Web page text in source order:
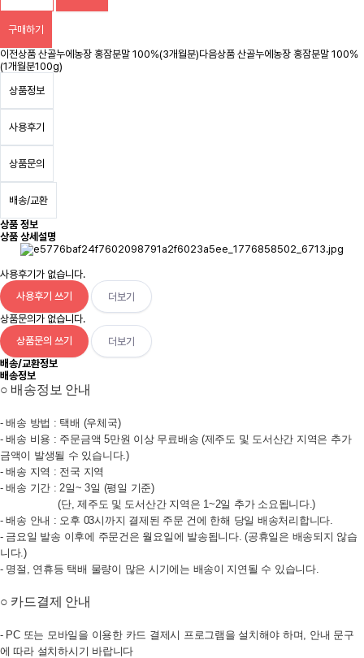
구매하기
이전상품 산골누에농장 홍잠분말 100%(3개월분)다음상품 산골누에농장 홍잠분말 100%
(1개월분100g)
상품정보
사용후기
상품문의
배송/교환
상품 정보
상품 상세설명
사용후기가 없습니다.
사용후기 쓰기
더보기
상품문의가 없습니다.
상품문의 쓰기
더보기
배송/교환정보
배송정보
○ 배송정보 안내
- 배송 방법 : 택배 (우체국)
- 배송 비용 : 주문금액 5만원 이상 무료배송 (제주도 및 도서산간 지역은 추가
금액이 발생될 수 있습니다.)
- 배송 지역 : 전국 지역
- 배송 기간 : 2일~ 3일 (평일 기준)
(단, 제주도 및 도서산간 지역은 1~2일 추가 소요됩니다.)
- 배송 안내 : 오후 03시까지 결제된 주문 건에 한해 당일 배송처리합니다.
- 금요일 발송 이후에 주문건은 월요일에 발송됩니다. (공휴일은 배송되지 않습
니다.)
- 명절, 연휴등 택배 물량이 많은 시기에는 배송이 지연될 수 있습니다.
○ 카드결제 안내
- PC 또는 모바일을 이용한 카드 결제시 프로그램을 설치해야 하며, 안내 문구
에 따라 설치하시기 바랍니다